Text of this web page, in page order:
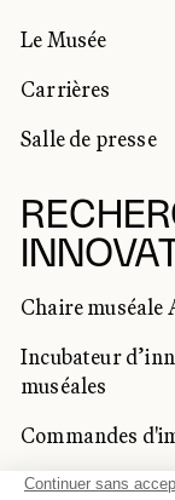
Le Musée
Carrières
Salle de presse
Chaire muséale
Incubateur
muséales
Commandes
Prix Lynne-